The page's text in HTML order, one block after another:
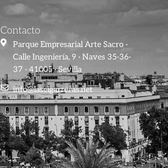
Contacto
Parque Empresarial Arte Sacro ·
Calle Ingeniería, 9 · Naves 35-36-
37 · 41005 · Sevilla
info@lascigarreras.net